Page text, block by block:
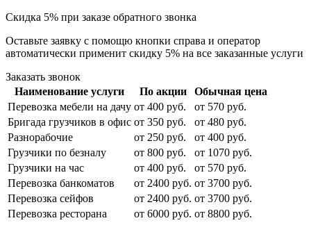
Скидка 5% при заказе обратного звонка
Оставьте заявку с помощю кнопки справа и оператор
автоматически применит скидку 5% на все заказанные услуги
Заказать звонок
Наименование услуги
По акции
Обычная цена
Перевозка мебели на дачу от 400 руб.
от 570 руб.
Бригада грузчиков в офис от 350 руб.
от 480 руб.
Разнорабочие
от 250 руб.
от 400 руб.
Грузчики по безналу
от 800 руб.
от 1070 руб.
Грузчики на час
от 400 руб.
от 570 руб.
Перевозка банкоматов
от 2400 руб. от 3700 руб.
Перевозка сейфов
от 2400 руб. от 3700 руб.
Перевозка ресторана
от 6000 руб. от 8800 руб.